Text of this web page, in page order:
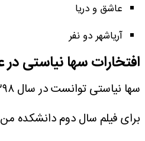
عاشق و دریا
آریاشهر دو نفر
افتخارات سها نیاستی در
برای فیلم سال دوم دانشکده من